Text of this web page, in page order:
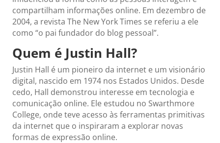
compartilham informações online. Em dezembro de
2004, a revista The New York Times se referiu a ele
como “o pai fundador do blog pessoal”.
Quem é Justin Hall?
Justin Hall é um pioneiro da internet e um visionário
digital, nascido em 1974 nos Estados Unidos. Desde
cedo, Hall demonstrou interesse em tecnologia e
comunicação online. Ele estudou no Swarthmore
College, onde teve acesso às ferramentas primitivas
da internet que o inspiraram a explorar novas
formas de expressão online.